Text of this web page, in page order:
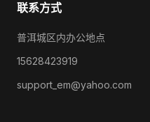
联系方式
普洱城区内办公地点
15628423919
support_em@yahoo.com